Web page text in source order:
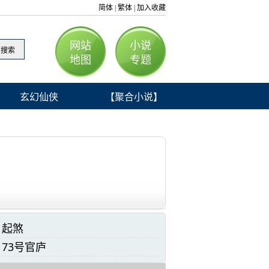
简体 繁体 加入收藏
网站
地图
小说
专题
玄幻仙侠 【聚合小说】
煞
号官庐